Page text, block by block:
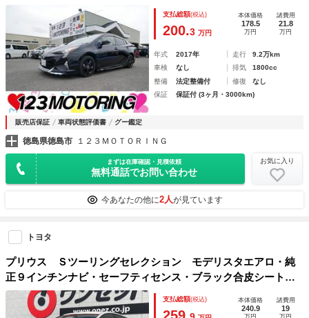
ｔｏｏｔｈ バーチャルシアターサウンド バックカメラ 純
正１７インチアルミ シートヒーター ＥＴＣ ピラーパネル
塗装済み
支払総額(税込)
200.3 万円
本体価格
178.5
万円
諸費用
21.8
万円
年式 2017年 走行
9.2万km
車検
なし 排気
1800cc
整備
法定整備付 修復
なし
保証
保証付 (3ヶ月・3000km)
販売店保証 車両状態評価書 グー鑑定
徳島県徳島市 １２３ＭＯＴＯＲＩＮＧ
まずは在庫確認・見積依頼
無料通話でお問い合わせ
お気に入り
今あなたの他に2人が見ています
トヨタ
プリウス Ｓツーリングセレクション モデリスタエアロ・純
正９インチンナビ・セーフティセンス・ブラック合皮シート・
前席シートヒーター・レーダークルーズコントロール・ステア
リングスイッチ・ＬＥＤヘッドライト・バックモニター・純正
支払総額(税込) 本体価格
240.9
諸費用
19